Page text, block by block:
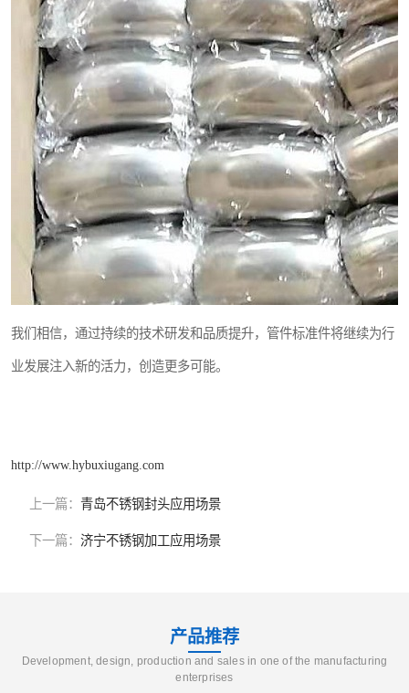
我们相信，通过持续的技术研发和品质提升，管件标准件将继续为行
业发展注入新的活力，创造更多可能。
http://www.hybuxiugang.com
上一篇： 青岛不锈钢封头应用场景
下一篇： 济宁不锈钢加工应用场景
产品推荐
Development, design, production and sales in one of the manufacturing
enterprises